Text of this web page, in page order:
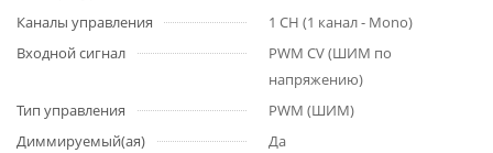
Каналы управления
1 CH (1 канал - Mono)
Входной сигнал
PWM СV (ШИМ по
напряжению)
Тип управления
PWM (ШИМ)
Диммируемый(ая)
Да